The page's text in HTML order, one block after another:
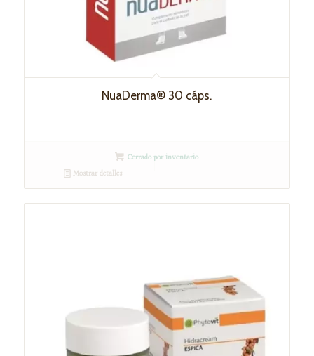
NuaDerma® 30 cáps.
Cerrado por inventario
Mostrar detalles